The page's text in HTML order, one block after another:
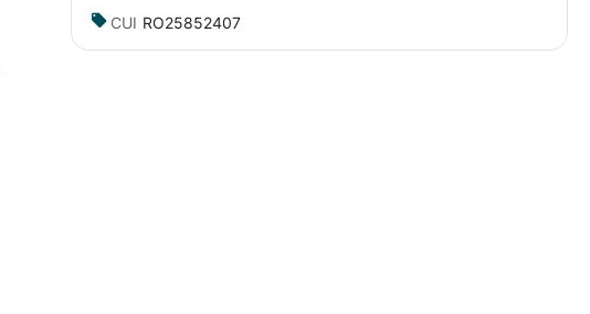
CUI RO25852407